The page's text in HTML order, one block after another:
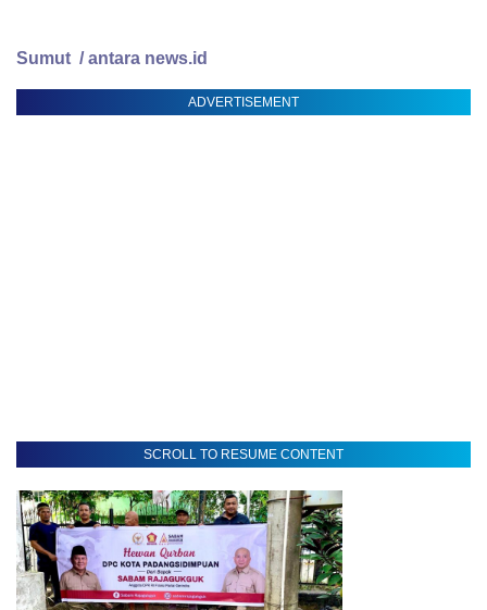
Sumut / antara news.id
ADVERTISEMENT
SCROLL TO RESUME CONTENT